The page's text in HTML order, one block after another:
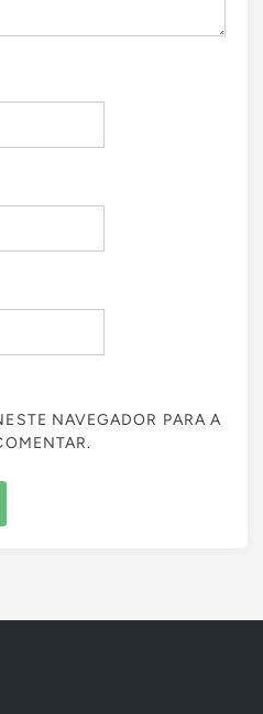
NAVEGADOR PARA A